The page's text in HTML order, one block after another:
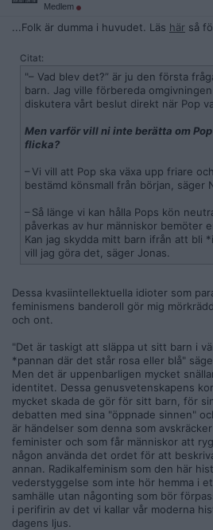
Medlem
...Folk är dumma i huvudet. Läs här så
Citat:
"– Vad blev det?” är ju den första
barn. Jag ville förbereda
diskutera vårt beslut direkt när Pop
Men varför vill ni inte berätta om
flicka?
– Vi vill att Pop ska växa upp friare
bestämd könsmall från början, säger
– Så länge vi kan hålla Pops kön
påverkas av hur människor bemöter
Kan jag skydda mitt barn ifrån att bli
vill jag göra det, säger Jonas.
Dessa kvasiintellektuella idioter som
feminismens banderoll gör mig
och ont.
"Det är taskigt att släppa ut sitt barn i
*pannan där det står rosa eller blå"
Men det är uppenbarligen mycket
identitet. Dessa genusvetenskapens
mycket skada de gör för sitt barn, för
debatten med sina "öppnade sinnen"
är händelser som denna som
feminister och som får människor att
någon använda det ordet för att
annan. Radikalfeminism som den här
vederstyggelse som inte hör hemma i
samhälle utan någonting som bör
i perifirin av det vi kallar vår moderna
dagens ljus.